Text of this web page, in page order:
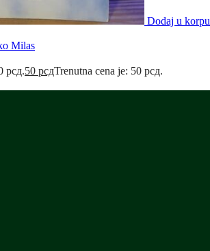
Dodaj u korpu
Milas
рсд.50 рсдTrenutna cena je: 50 рсд.